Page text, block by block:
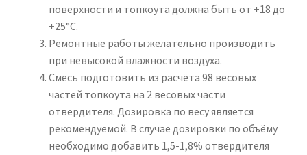
поверхности и топкоута должна быть от +18 до
+25°С.
Ремонтные работы желательно производить
при невысокой влажности воздуха.
Смесь подготовить из расчёта 98 весовых
частей топкоута на 2 весовых части
отвердителя. Дозировка по весу является
рекомендуемой. В случае дозировки по объёму
необходимо добавить 1,5-1,8% отвердителя